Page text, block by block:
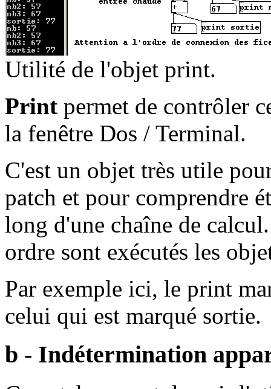
Utilité de l'objet print.
Print permet de contrôler
la fenêtre Dos / Terminal.
C'est un objet très utile
patch et pour comprendre
long d'une chaîne de
ordre sont exécutés les
Par exemple ici, le print
celui qui est marqué sortie.
b - Indétermination